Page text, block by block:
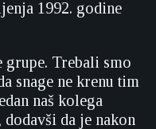
1992. godine
Trebali smo
snage ne krenu tim
naš kolega
da je nakon